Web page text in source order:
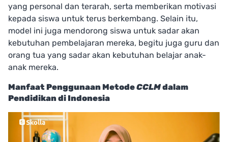
yang personal dan terarah, serta memberikan motivasi
kepada siswa untuk terus berkembang. Selain itu,
model ini juga mendorong siswa untuk sadar akan
kebutuhan pembelajaran mereka, begitu juga guru dan
orang tua yang sadar akan kebutuhan belajar anak-
anak mereka.
Manfaat Penggunaan MetodeCCLMdalam
Pendidikan di Indonesia